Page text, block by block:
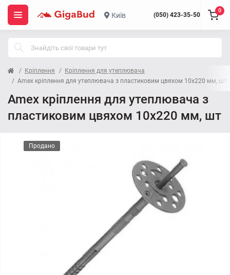
Київ (050) 423-35-50
0
Кріплення
Кріплення для утеплювача
Amex кріплення для утеплювача з пластиковим цвяхом 10x220 мм, шт
Amex кріплення для утеплювача з
пластиковим цвяхом 10x220 мм, шт
Продано